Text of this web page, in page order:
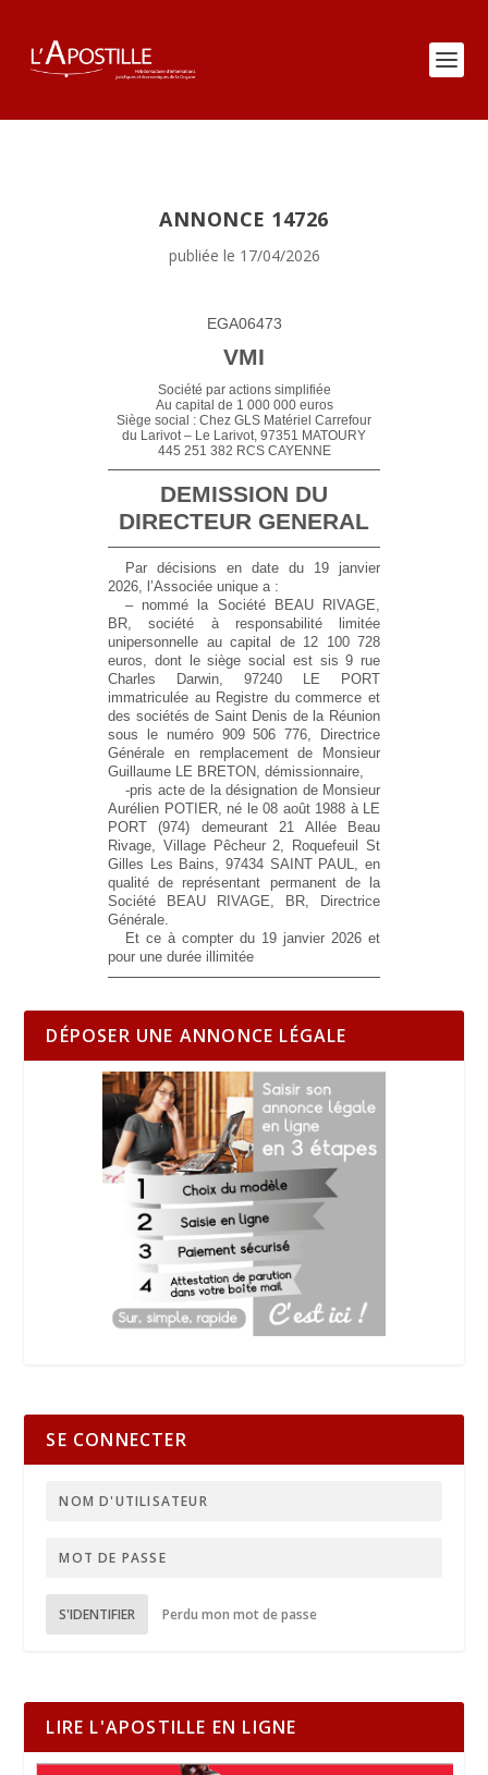
ANNONCE 14726
publiée le 17/04/2026
EGA06473
VMI
Société par actions simplifiée
Au capital de 1 000 000 euros
Siège social : Chez GLS Matériel Carrefour
du Larivot – Le Larivot, 97351 MATOURY
445 251 382 RCS CAYENNE
DEMISSION DU
DIRECTEUR GENERAL
Par décisions en date du 19 janvier
2026, l’Associée unique a :
– nommé la Société BEAU RIVAGE,
BR, société à responsabilité limitée
unipersonnelle au capital de 12 100 728
euros, dont le siège social est sis 9 rue
Charles Darwin, 97240 LE PORT
immatriculée au Registre du commerce et
des sociétés de Saint Denis de la Réunion
sous le numéro 909 506 776, Directrice
Générale en remplacement de Monsieur
Guillaume LE BRETON, démissionnaire,
-pris acte de la désignation de Monsieur
Aurélien POTIER, né le 08 août 1988 à LE
PORT (974) demeurant 21 Allée Beau
Rivage, Village Pêcheur 2, Roquefeuil St
Gilles Les Bains, 97434 SAINT PAUL, en
qualité de représentant permanent de la
Société BEAU RIVAGE, BR, Directrice
Générale.
Et ce à compter du 19 janvier 2026 et
pour une durée illimitée
DÉPOSER UNE ANNONCE LÉGALE
SE CONNECTER
S'IDENTIFIER Perdu mon mot de passe
LIRE L'APOSTILLE EN LIGNE